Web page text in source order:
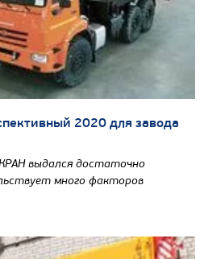
кг
м3
Узнать цену2020 для завода
выдался достаточно
много факторов